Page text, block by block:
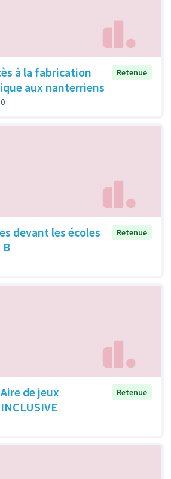
à la fabrication
aux nanterriens
Retenue
0
devant les écoles
B
Retenue
de jeux
Retenue